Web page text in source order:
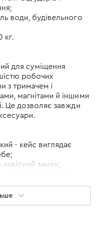
води, будівельного
кг.
для суміщення
робочих
з тримачем і
магнітами й іншими
Це дозволяє завжди
- кейс виглядає
замок;
правильній формі